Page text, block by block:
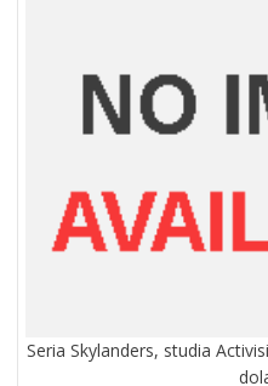
Seria Skylanders, studia